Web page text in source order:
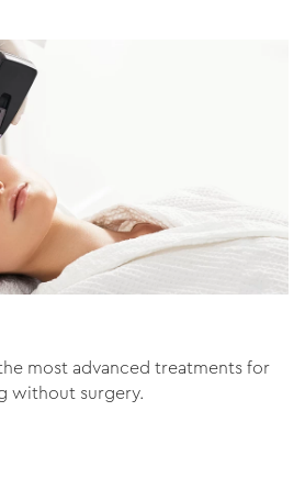
most advanced treatments for
without surgery.